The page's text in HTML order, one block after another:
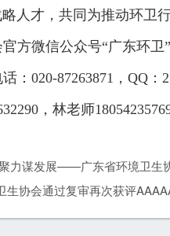
人才，共同为推动环卫
方微信公众号“广东环
：020-87263871，QQ：
，林老师
力谋发展——广东省环境卫生
生协会通过复审再次获评